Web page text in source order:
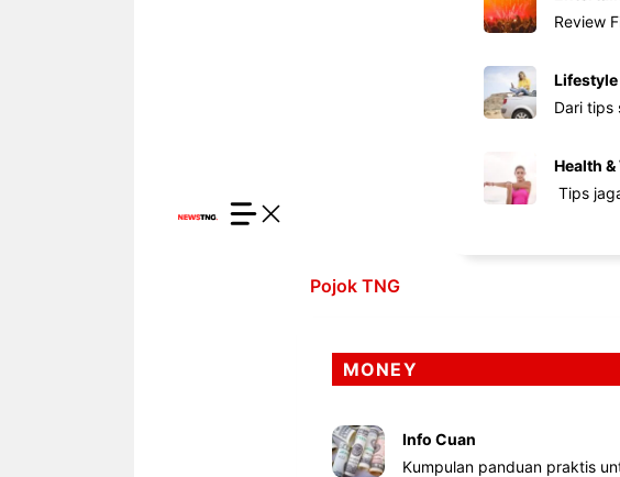
Review
Lifestyle
Dari tips
Health
Tips
Pojok TNG
MONEY
Info Cuan
Kumpulan panduan praktis